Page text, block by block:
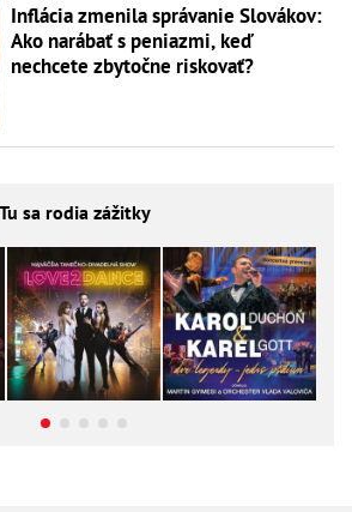
Inflácia zmenila správanie Slovákov:
Ako narábať s peniazmi, keď
nechcete zbytočne riskovať?
sa rodia zážitky